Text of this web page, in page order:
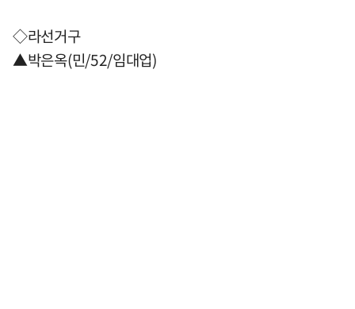
◇라선거구
▲박은옥(민/52/임대업)